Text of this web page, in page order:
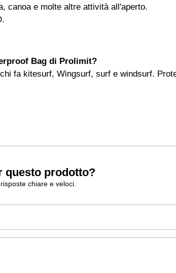
canoa e molte altre attività all'aperto.
Bag di Prolimit?
fa kitesurf, Wingsurf, surf e windsurf.
questo prodotto?
chiare e veloci.